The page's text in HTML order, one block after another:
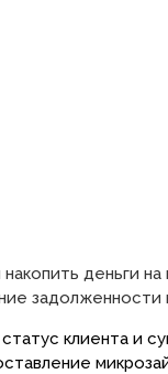
деньги
задолженности
клиента и